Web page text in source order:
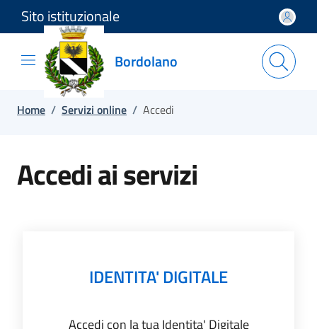
Salta e vai al contenuto
Salta e vai al footer
Sito istituzionale
Bordolano
Home / Servizi online / Accedi
Accedi ai servizi
IDENTITA' DIGITALE
Accedi con la tua Identita' Digitale